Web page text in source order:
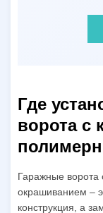
Где
ворота с
Гаражные
окрашиванием –
конструкция, а